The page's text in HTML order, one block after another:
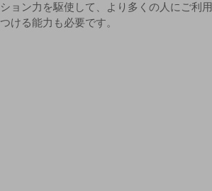
ョン力を駆使して、より多くの人にご利
ける能力も必要です。